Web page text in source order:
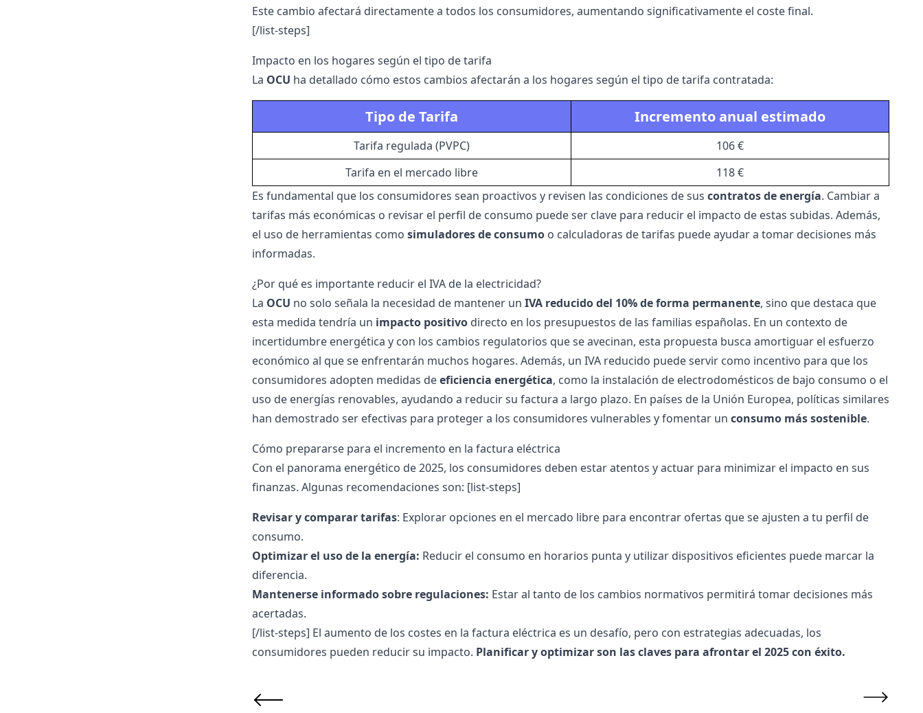
Este cambio afectará directamente a todos los consumidores, aumentando significativamente el coste final.
[/list-steps]
Impacto en los hogares según el tipo de tarifa
La OCU ha detallado cómo estos cambios afectarán a los hogares según el tipo de tarifa contratada:
Tipo de Tarifa Incremento anual estimado
Tarifa regulada (PVPC)
106 €
Tarifa en el mercado libre
118 €
Es fundamental que los consumidores sean proactivos y revisen las condiciones de sus contratos de energía. Cambiar a
tarifas más económicas o revisar el perfil de consumo puede ser clave para reducir el impacto de estas subidas. Además,
el uso de herramientas como simuladoresde consumo o calculadoras detarifas puede ayudar a tomar decisiones más
informadas.
¿Por qué es importante reducir el IVA de la electricidad?
La OCU no solo señala la necesidad de mantener un IVA reducido del 10% de forma permanente, sino que destaca que
esta medida tendría un impacto positivo directo en los presupuestos de las familias españolas. En un contexto de
incertidumbre energética y con los cambios regulatorios que se avecinan, esta propuesta busca amortiguar el esfuerzo
económico al que se enfrentarán muchos hogares. Además, un IVA reducido puede servir como incentivo para que los
consumidores adopten medidas deeficiencia energética, como la instalación de electrodomésticos de bajo consumo o el
uso de energías renovables, ayudando a reducir su factura a largo plazo. En países de la Unión Europea, políticas similares
han demostrado ser efectivas para proteger a los consumidores vulnerables y fomentar un consumo más sostenible.
Cómo prepararse para el incremento en la factura eléctrica
Con el panorama energético de 2025, los consumidores deben estar atentos y actuar para minimizar el impacto en sus
finanzas. Algunas recomendaciones son: [list-steps]
Revisar ycomparar tarifas: Explorar opciones en el mercado libre para encontrar ofertas que se ajusten a tu perfil de
consumo.
Optimizar el uso de la energía: Reducir el consumo en horarios punta y utilizar dispositivos eficientes puede marcar la
diferencia.
Mantenerse informado sobre regulaciones: Estar al tanto de los cambios normativos permitirá tomar decisiones más
acertadas.
[/list-steps] El aumento de los costes en la factura eléctrica es un desafío, pero con estrategias adecuadas, los
consumidores pueden reducir su impacto. Planificar y optimizar son las claves para afrontar el 2025 con éxito.